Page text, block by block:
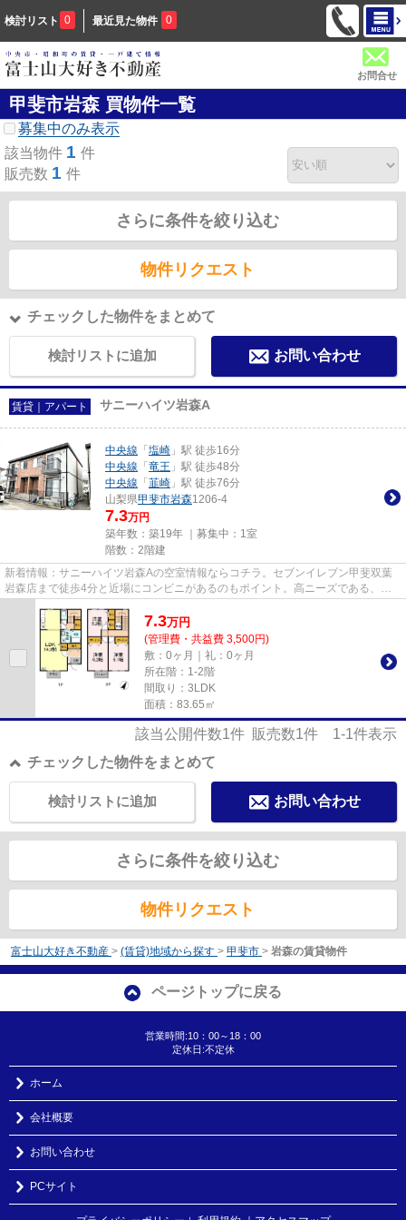
検討リスト 0 最近見た物件 0
お問合せ
甲斐市岩森 買物件一覧
募集中のみ表示
該当物件 1 件
販売数 1 件
さらに条件を絞り込む
物件リクエスト
チェックした物件をまとめて
検討リストに追加 お問い合わせ
賃貸｜アパート サニーハイツ岩森A
中央線 「 塩崎 」駅 徒歩16分
中央線 「 竜王 」駅 徒歩48分
中央線 「 韮崎 」駅 徒歩76分
山梨県甲斐市岩森1206-4
7.3万円
築年数：築19年 ｜募集中： 1室
階数：2階建
新着情報：サニーハイツ岩森Aの空室情報ならコチラ。セブンイレブン甲斐双葉
岩森店まで徒歩4分と近場にコンビニがあるのもポイント。高ニーズである、陽
7.3万円
(管理費・共益費 3,500円)
敷：0ヶ月｜礼：0ヶ月
所在階：1-2階
間取り：3LDK
面積：83.65㎡
該当公開件数1件 販売数1件 1-1件表示
チェックした物件をまとめて
お問い合わせ
検討リストに追加
さらに条件を絞り込む
物件リクエスト
富士山大好き不動産 > (賃貸)地域から探す > 甲斐市 > 岩森の賃貸物件
ページトップに戻る
営業時間:10：00～18：00
定休日:不定休
ホーム
会社概要
お問い合わせ
PCサイト